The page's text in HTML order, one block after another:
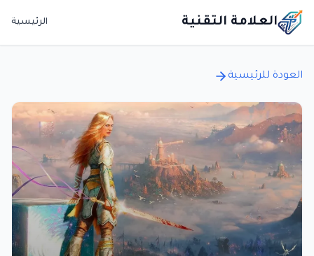
العلامة التقنية الرئيسية
العودة للرئيسية